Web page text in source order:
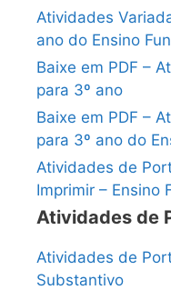
Atividades
ano do Ensino
Baixe em PDF –
para 3º ano
Baixe em PDF –
para 3º ano do
Atividades de
Imprimir – Ensino
Atividades de
Atividades de
Substantivo